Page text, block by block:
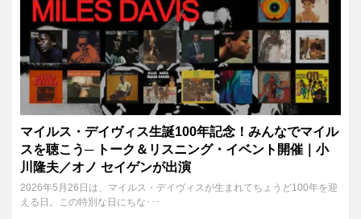
マイルス・デイヴィス生誕100年記念！みんなでマイル
スを聴こう─ トーク＆リスニング・イベント開催｜小
川隆夫／オノ セイゲンが出演
2026年5月26日は、マイルス・デイヴィスが生まれてちょうど100年を迎
える日。この特別な日にちな･･･